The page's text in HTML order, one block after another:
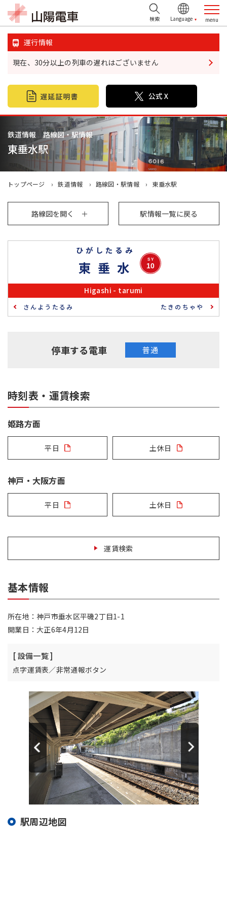
運行情報
現在、30分以上の列車の遅れはございません
鉄道情報 路線図・駅情報
東垂水駅
トップページ 鉄道情報 路線図・駅情報 東垂水駅
路線図を開く 駅情報一覧に戻る
東垂水
ひがしたるみ
SY
10
Higashi - tarumi
さんようたるみ たきのちゃや
停車する電車 普通
時刻表・運賃検索
姫路方面
平日 土休日
神戸・大阪方面
平日 土休日
運賃検索
基本情報
所在地：神戸市垂水区平磯2丁目1-1
開業日：大正6年4月12日
[ 設備一覧 ]
点字運賃表／非常通報ボタン
駅周辺地図
検索
おでかけ情報
不動産情報
企業・IR情報
お問い合わせ
お忘れ物について
リンク集 個人情報の取扱いについて